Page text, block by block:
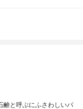
鹸と呼ぶにふさわしいパ